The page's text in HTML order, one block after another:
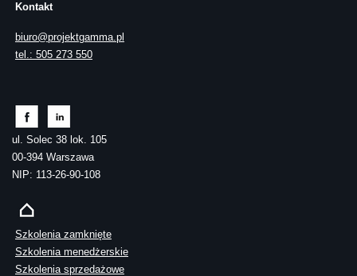
Kontakt
biuro@projektgamma.pl
tel.: 505 273 550
ul. Solec 38 lok. 105
00-394 Warszawa
NIP: 113-26-90-108
Szkolenia zamknięte
Szkolenia menedżerskie
Szkolenia sprzedażowe